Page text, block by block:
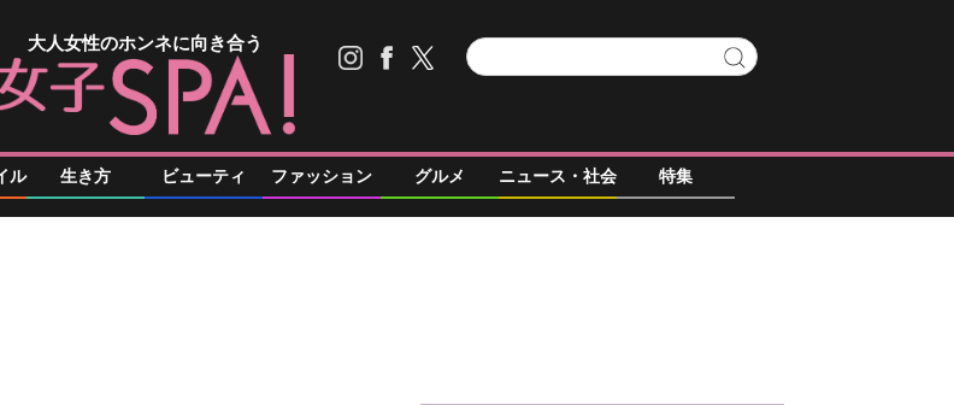
大人女性のホンネに向き合う
ル 生き方 ビューティ ファッション グルメ ニュース・社会 特集